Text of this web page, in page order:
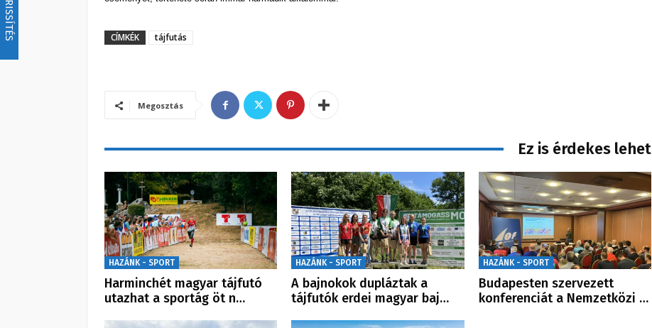
FRISSÍTÉS CÍMKÉK tájfutás
Megosztás
Ez is érdekes lehet
HAZÁNK - SPORT
Harminchét magyar tájfutó
utazhat a sportág öt n…
HAZÁNK - SPORT
A bajnokok dupláztak a
tájfutók erdei magyar baj…
HAZÁNK - SPORT
Budapesten szervezett
konferenciát a Nemzetközi …